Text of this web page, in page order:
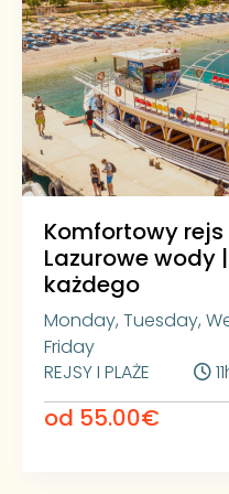
Speedboat
Półwyspie
Po dotarciu do portu
prawdziwą morską
pontony prowadzone
skipperów i ruszamy w
niedostępnych
Karaburun Select to
pontonami, podczas
częścią całego
do miejsc, do których
które można zobaczyć
otwartego morza.
Klify i dzika
Karaburun
Komfortowy
Lazurowe wody
każdego
Monday, Tuesday,
Friday
REJSY I PLAŻE
od 55.00€